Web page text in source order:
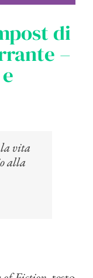
di
–
vita
alla